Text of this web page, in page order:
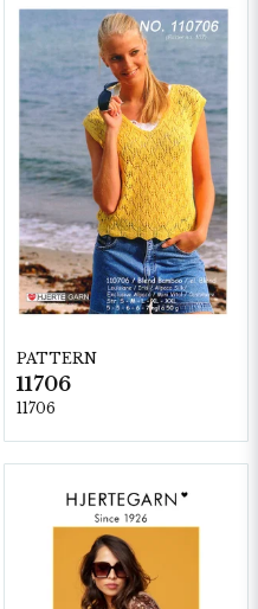
PATTERN
11706
11706